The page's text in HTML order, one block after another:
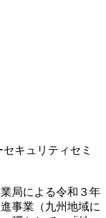
キュリティセミ
局による令和３年
事業（九州地域に